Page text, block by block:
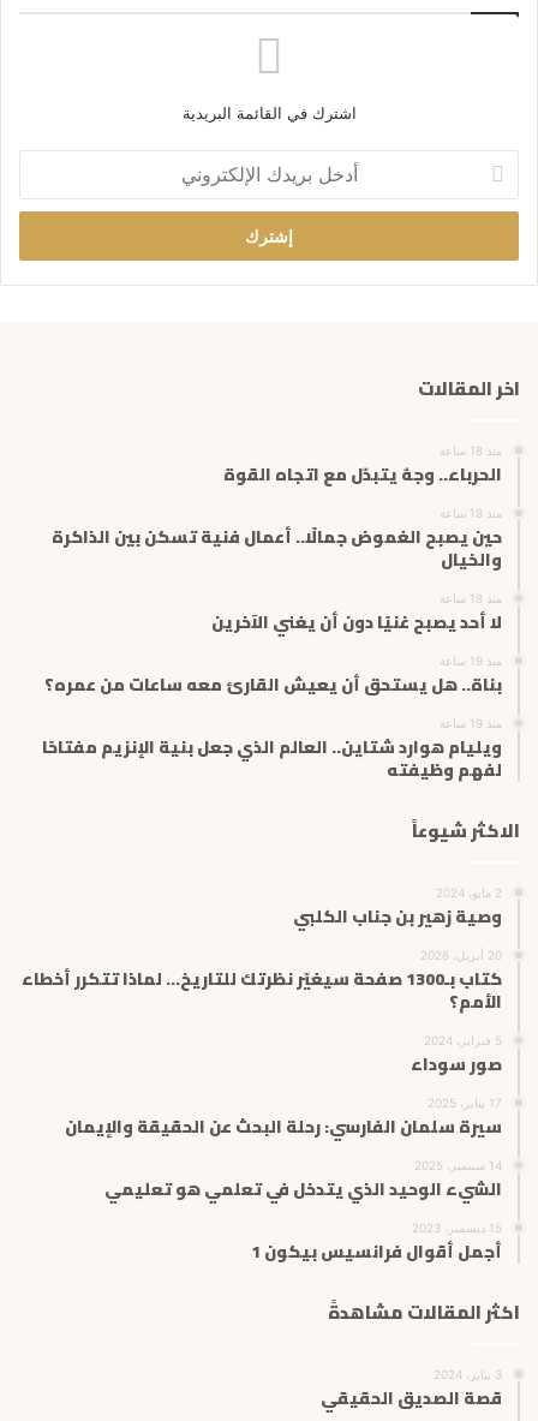
اشترك في القائمة البريدية
خ
ب
ر
ت
اخر المقالات
منذ 18 ساعة
الحرباء.. وجهٌ يتبدّل مع اتجاه القوة
منذ 18 ساعة
حين يصبح الغموض جمالًا.. أعمال فنية تسكن بين الذاكرة
والخيال
منذ 18 ساعة
لا أحد يصبح غنيًا دون أن يغني الآخرين
منذ 19 ساعة
بناة.. هل يستحق أن يعيش القارئ معه ساعات من عمره؟
منذ 19 ساعة
ويليام هوارد شتاين.. العالم الذي جعل بنية الإنزيم مفتاحًا
لفهم وظيفته
الاكثر شيوعاً
2 مايو، 2024
وصية زهير بن جناب الكلبي
20 أبريل، 2026
كتاب بـ1300 صفحة سيغيّر نظرتك للتاريخ… لماذا تتكرر أخطاء
الأمم؟
5 فبراير، 2024
صور سوداء
17 يناير، 2025
سيرة سلمان الفارسي: رحلة البحث عن الحقيقة والإيمان
14 سبتمبر، 2025
الشيء الوحيد الذي يتدخل في تعلمي هو تعليمي
15 ديسمبر، 2023
أجمل أقوال فرانسيس بيكون 1
اكثر المقالات مشاهدةً
3 يناير، 2024
قصة الصديق الحقيقي